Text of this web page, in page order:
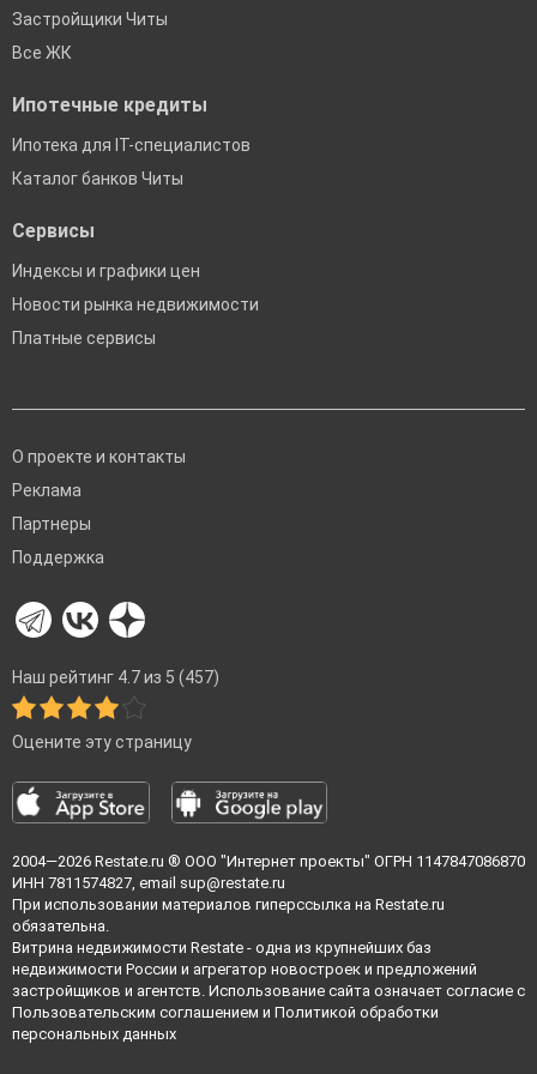
Застройщики Читы
Все ЖК
Ипотечные кредиты
Ипотека для IT-специалистов
Каталог банков Читы
Сервисы
Индексы и графики цен
Новости рынка недвижимости
Платные сервисы
О проекте и контакты
Реклама
Партнеры
Поддержка
Наш рейтинг 4.7 из 5 (457)
Оцените эту страницу
2004—2026 Restate.ru ® ООО "Интернет проекты" ОГРН 1147847086870
ИНН 7811574827, email sup@restate.ru
При использовании материалов гиперссылка на Restate.ru
обязательна.
Витрина недвижимости Restate - одна из крупнейших баз
недвижимости России и агрегатор новостроек и предложений
застройщиков и агентств. Использование сайта означает согласие с
Пользовательским соглашением и Политикой обработки
персональных данных